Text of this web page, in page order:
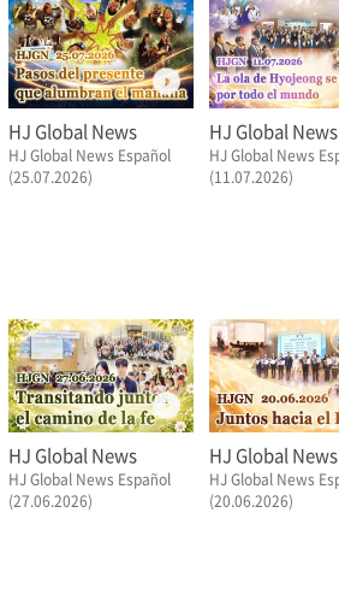
HJ Global News
HJ Global News Español
(25.07.2026)
HJ Global News
HJ Global News
(11.07.2026)
HJ Global News
HJ Global News Español
(27.06.2026)
HJ Global News
HJ Global News
(20.06.2026)